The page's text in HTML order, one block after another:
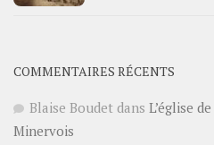
COMMENTAIRES RÉCENTS
Blaise Boudet dans L’église
Minervois